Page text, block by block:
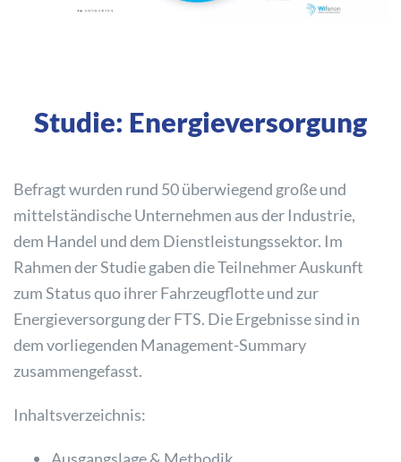
Studie: Energieversorgung
Befragt wurden rund 50 überwiegend große und
mittelständische Unternehmen aus der Industrie,
dem Handel und dem Dienstleistungssektor. Im
Rahmen der Studie gaben die Teilnehmer Auskunft
zum Status quo ihrer Fahrzeugflotte und zur
Energieversorgung der FTS. Die Ergebnisse sind in
dem vorliegenden Management-Summary
zusammengefasst.
Inhaltsverzeichnis: